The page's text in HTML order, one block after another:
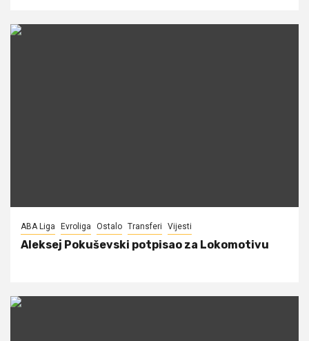
ABA Liga Evroliga Ostalo Transferi Vijesti
Aleksej Pokuševski potpisao za Lokomotivu